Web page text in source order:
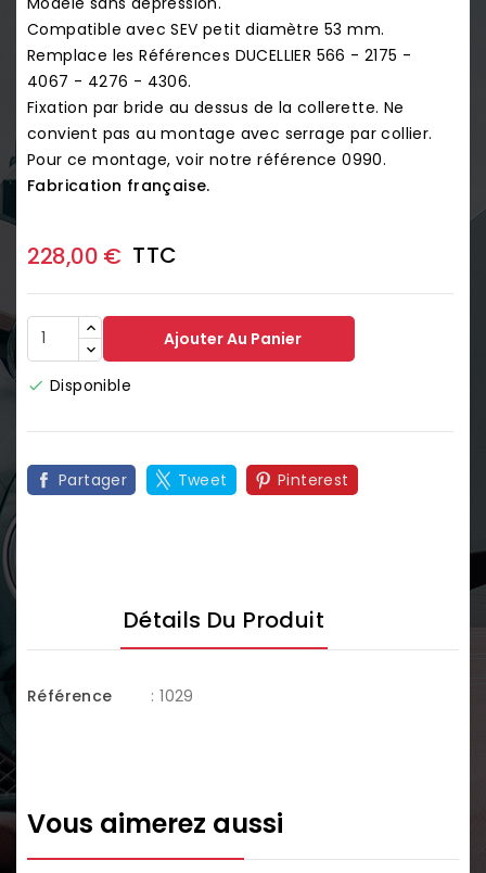
Compatible avec SEV petit diamètre 53 mm.
Remplace les Références DUCELLIER 566 - 2175 -
4067 - 4276 - 4306.
Fixation par bride au dessus de la collerette. Ne
convient pas au montage avec serrage par collier.
Pour ce montage, voir notre référence0990.
Fabrication française.
228,00 € TTC
Ajouter Au Panier
 Disponible
Partager Tweet Pinterest
Détails Du Produit
Référence : 1029
Vous aimerez aussi